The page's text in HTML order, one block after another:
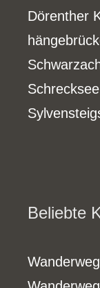
Dörenther
Schrecksee
Beliebte